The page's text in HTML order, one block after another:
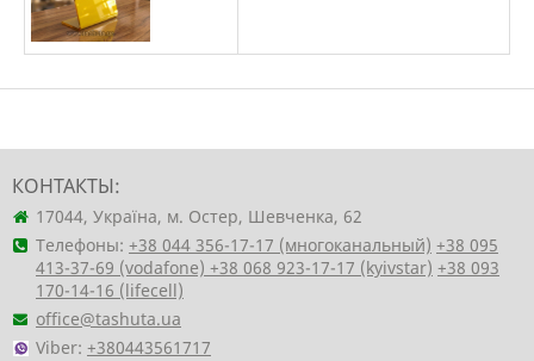
КОНТАКТЫ:
17044, Україна, м. Остер, Шевченка, 62
Телефоны: +38 044 356-17-17 (многоканальный) +38 095
413-37-69 (vodafone) +38 068 923-17-17 (kyivstar) +38 093
170-14-16 (lifecell)
office@tashuta.ua
Viber: +380443561717